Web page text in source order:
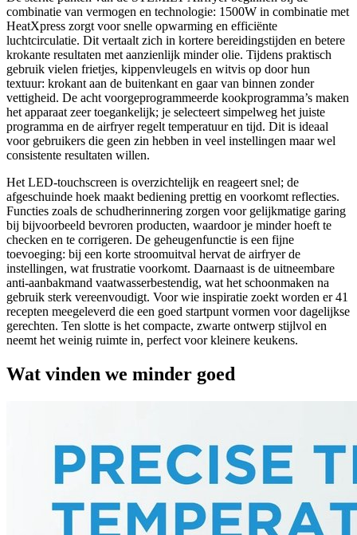
combinatie van vermogen en technologie: 1500W in combinatie met
HeatXpress zorgt voor snelle opwarming en efficiënte
luchtcirculatie. Dit vertaalt zich in kortere bereidingstijden en betere
krokante resultaten met aanzienlijk minder olie. Tijdens praktisch
gebruik vielen frietjes, kippenvleugels en witvis op door hun
textuur: krokant aan de buitenkant en gaar van binnen zonder
vettigheid. De acht voorgeprogrammeerde kookprogramma’s maken
het apparaat zeer toegankelijk; je selecteert simpelweg het juiste
programma en de airfryer regelt temperatuur en tijd. Dit is ideaal
voor gebruikers die geen zin hebben in veel instellingen maar wel
consistente resultaten willen.
Het LED-touchscreen is overzichtelijk en reageert snel; de
afgeschuinde hoek maakt bediening prettig en voorkomt reflecties.
Functies zoals de schudherinnering zorgen voor gelijkmatige garing
bij bijvoorbeeld bevroren producten, waardoor je minder hoeft te
checken en te corrigeren. De geheugenfunctie is een fijne
toevoeging: bij een korte stroomuitval hervat de airfryer de
instellingen, wat frustratie voorkomt. Daarnaast is de uitneembare
anti-aanbakmand vaatwasserbestendig, wat het schoonmaken na
gebruik sterk vereenvoudigt. Voor wie inspiratie zoekt worden er 41
recepten meegeleverd die een goed startpunt vormen voor dagelijkse
gerechten. Ten slotte is het compacte, zwarte ontwerp stijlvol en
neemt het weinig ruimte in, perfect voor kleinere keukens.
Wat vinden we minder goed